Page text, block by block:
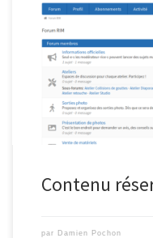
Contenu
par Damien Pochon